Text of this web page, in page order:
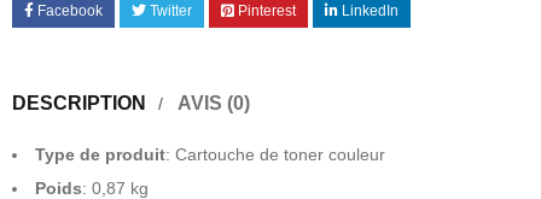
Facebook Twitter Pinterest LinkedIn
DESCRIPTION AVIS (0)
Type de produit: Cartouche de toner couleur
Poids: 0,87 kg